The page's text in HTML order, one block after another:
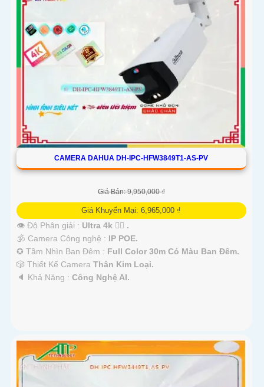
CAMERA DAHUA DH-IPC-HFW3849T1-AS-PV
Giá Bán: 9,950,000 ₫
Giá Khuyến Mại: 6,965,000 ₫
👁 Độ Phân giải : Ultra 4k 👍🏾 .
🕉️ Camera Công nghệ : IP POE.
✪ Tầm Nhìn Ban Đêm : Full Color 30m Có Màu Ban Đêm.
🎲 Thiết Kế Camera Thân Kim Loại.
️🔈 Khả Năng : Công Nghệ AI.